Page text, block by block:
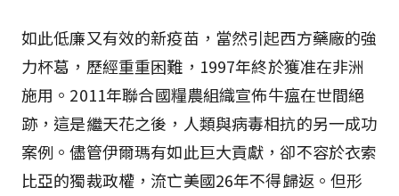
如此低廉又有效的新疫苗，當然引起西方藥廠的強
力杯葛，歷經重重困難，1997年終於獲准在非洲
施用。2011年聯合國糧農組織宣佈牛瘟在世間絕
跡，這是繼天花之後，人類與病毒相抗的另一成功
案例。儘管伊爾瑪有如此巨大貢獻，卻不容於衣索
比亞的獨裁政權，流亡美國26年不得歸返。但形